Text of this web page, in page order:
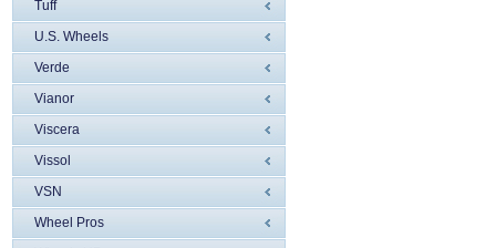
Tuff
U.S. Wheels
Verde
Vianor
Viscera
Vissol
VSN
Wheel Pros